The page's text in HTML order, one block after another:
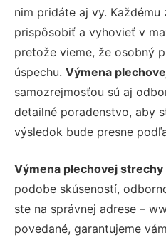
nim pridáte aj vy.
prispôsobiť a vyhovieť v
pretože vieme, že osobný
úspechu. Výmena
samozrejmosťou sú aj
detailné poradenstvo, aby
výsledok bude presne
Výmena plechovej strechy
podobe skúseností,
ste na správnej adrese –
povedané, garantujeme